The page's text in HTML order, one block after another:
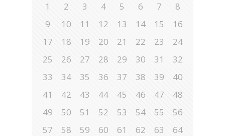
1 2 3 4 5 6 7
8
9
10 11 12 13 14 15
16
17
18 19 20 21 22 23
24
25
26 27 28 29 30 31
32
33
34 35 36 37 38 39
40
41
42 43 44 45 46 47
48
49
50 51 52 53 54 55
56
57
58 59 60 61 62 63
64